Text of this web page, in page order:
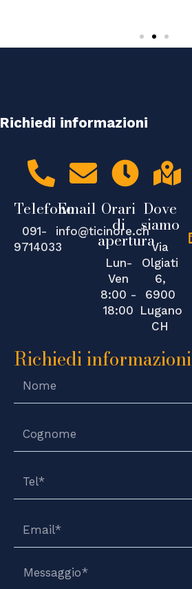
Richiedi informazioni
Telefono
091-
9714033
Email
info@ticinore.ch
Orari
di
apertura
Lun-
Ven
8:00 -
18:00
Dove
siamo
Via
Olgiati
6,
6900
Lugano
CH
Richiedi informazioni
Messaggio*